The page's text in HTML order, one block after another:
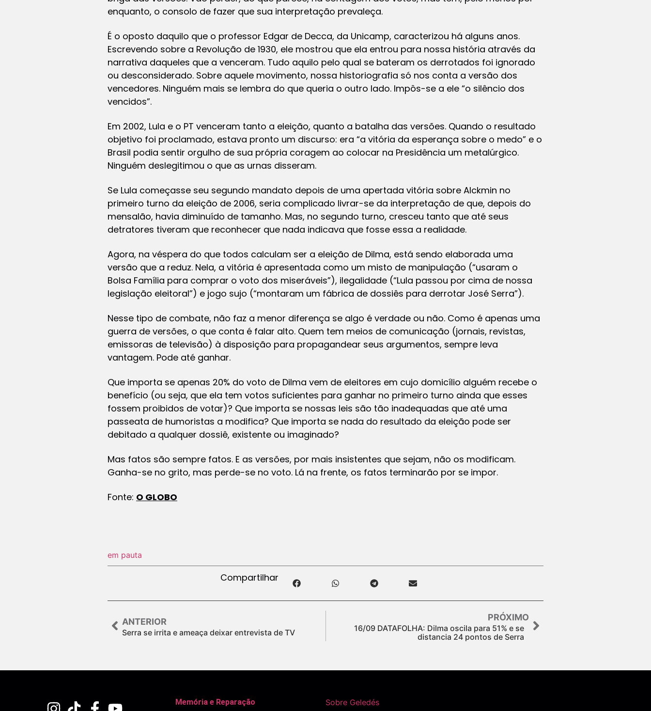
enquanto, o consolo de fazer que sua interpretação prevaleça.
É o oposto daquilo que o professor Edgar de Decca, da Unicamp, caracterizou há alguns anos.
Escrevendo sobre a Revolução de 1930, ele mostrou que ela entrou para nossa história através da
narrativa daqueles que a venceram. Tudo aquilo pelo qual se bateram os derrotados foi ignorado
ou desconsiderado. Sobre aquele movimento, nossa historiografia só nos conta a versão dos
vencedores. Ninguém mais se lembra do que queria o outro lado. Impôs-se a ele “o silêncio dos
vencidos”.
Em 2002, Lula e o PT venceram tanto a eleição, quanto a batalha das versões. Quando o resultado
objetivo foi proclamado, estava pronto um discurso: era “a vitória da esperança sobre o medo” e o
Brasil podia sentir orgulho de sua própria coragem ao colocar na Presidência um metalúrgico.
Ninguém deslegitimou o que as urnas disseram.
Se Lula começasse seu segundo mandato depois de uma apertada vitória sobre Alckmin no
primeiro turno da eleição de 2006, seria complicado livrar-se da interpretação de que, depois do
mensalão, havia diminuído de tamanho. Mas, no segundo turno, cresceu tanto que até seus
detratores tiveram que reconhecer que nada indicava que fosse essa a realidade.
Agora, na véspera do que todos calculam ser a eleição de Dilma, está sendo elaborada uma
versão que a reduz. Nela, a vitória é apresentada como um misto de manipulação (“usaram o
Bolsa Família para comprar o voto dos miseráveis”), ilegalidade (“Lula passou por cima de nossa
legislação eleitoral”) e jogo sujo (“montaram um fábrica de dossiês para derrotar José Serra”).
Nesse tipo de combate, não faz a menor diferença se algo é verdade ou não. Como é apenas uma
guerra de versões, o que conta é falar alto. Quem tem meios de comunicação (jornais, revistas,
emissoras de televisão) à disposição para propagandear seus argumentos, sempre leva
vantagem. Pode até ganhar.
Que importa se apenas 20% do voto de Dilma vem de eleitores em cujo domicílio alguém recebe o
benefício (ou seja, que ela tem votos suficientes para ganhar no primeiro turno ainda que esses
fossem proibidos de votar)? Que importa se nossas leis são tão inadequadas que até uma
passeata de humoristas a modifica? Que importa se nada do resultado da eleição pode ser
debitado a qualquer dossiê, existente ou imaginado?
Mas fatos são sempre fatos. E as versões, por mais insistentes que sejam, não os modificam.
Ganha-se no grito, mas perde-se no voto. Lá na frente, os fatos terminarão por se impor.
Fonte: O GLOBO
em pauta
Compartilhar
ANTERIOR
Serra se irrita e ameaça deixar entrevista de TV
PRÓXIMO
16/09 DATAFOLHA: Dilma oscila para 51% e se
distancia 24 pontos de Serra
Memória e Reparação Sobre Geledés